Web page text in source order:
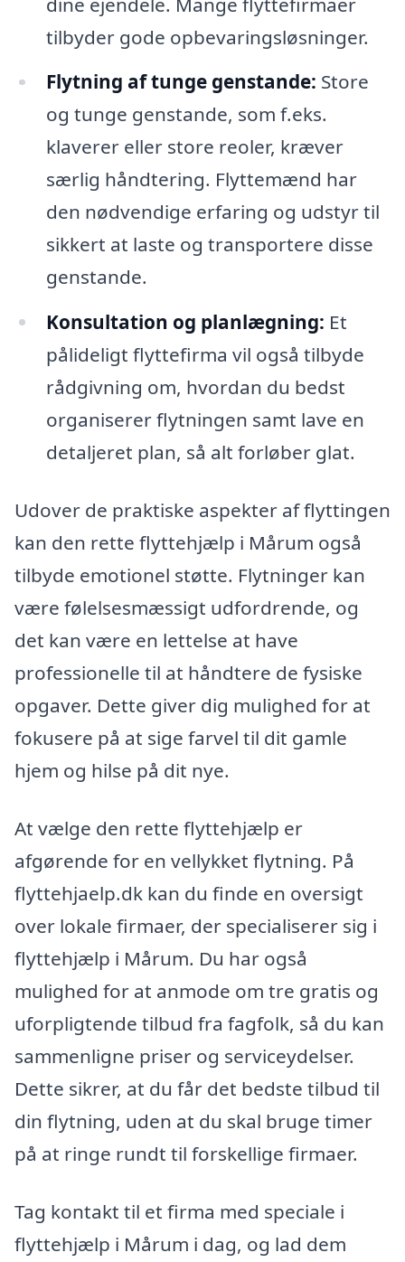
tilbyder gode opbevaringsløsninger.
Flytning af tunge genstande: Store
og tunge genstande, som f.eks.
klaverer eller store reoler, kræver
særlig håndtering. Flyttemænd har
den nødvendige erfaring og udstyr til
sikkert at laste og transportere disse
genstande.
Konsultation og planlægning: Et
pålideligt flyttefirma vil også tilbyde
rådgivning om, hvordan du bedst
organiserer flytningen samt lave en
detaljeret plan, så alt forløber glat.
Udover de praktiske aspekter af flyttingen
kan den rette flyttehjælp i Mårum også
tilbyde emotionel støtte. Flytninger kan
være følelsesmæssigt udfordrende, og
det kan være en lettelse at have
professionelle til at håndtere de fysiske
opgaver. Dette giver dig mulighed for at
fokusere på at sige farvel til dit gamle
hjem og hilse på dit nye.
At vælge den rette flyttehjælp er
afgørende for en vellykket flytning. På
flyttehjaelp.dk kan du finde en oversigt
over lokale firmaer, der specialiserer sig i
flyttehjælp i Mårum. Du har også
mulighed for at anmode om tre gratis og
uforpligtende tilbud fra fagfolk, så du kan
sammenligne priser og serviceydelser.
Dette sikrer, at du får det bedste tilbud til
din flytning, uden at du skal bruge timer
på at ringe rundt til forskellige firmaer.
Tag kontakt til et firma med speciale i
flyttehjælp i Mårum i dag, og lad dem